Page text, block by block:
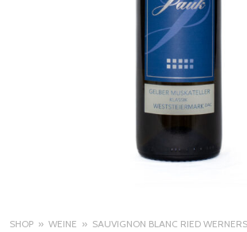
SHOP WEINE SAUVIGNON BLANC RIED